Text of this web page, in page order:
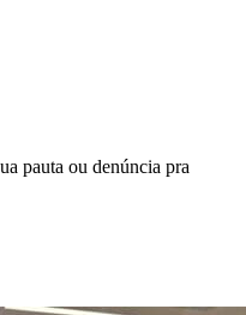
pauta ou denúncia pra